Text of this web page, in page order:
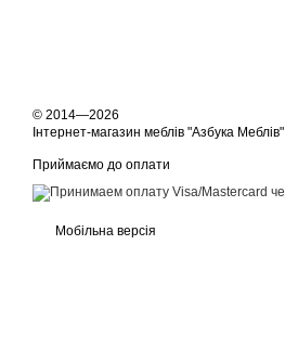
© 2014—2026
Інтернет-магазин меблів "Азбука Меблів"
Приймаємо до оплати
Мобільна версія